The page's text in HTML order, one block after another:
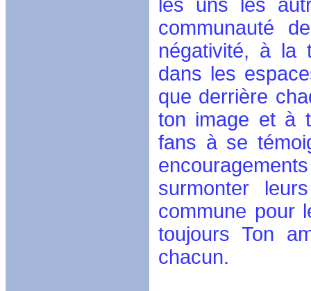
les uns les
communauté
négativité, à la
dans les
que derrière
ton image et à
fans à se
surmonter
commune pour
toujours Ton
chacun.